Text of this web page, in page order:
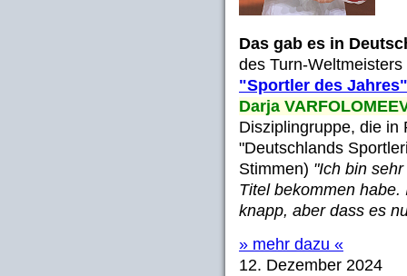
Das gab es in
des Turn-Weltmeisters
"Sportler des Jahres"
Darja
Disziplingruppe, die in
"Deutschlands
Stimmen) "Ich bin
Titel bekommen
knapp, aber dass es
» mehr dazu «
12. Dezember 2024